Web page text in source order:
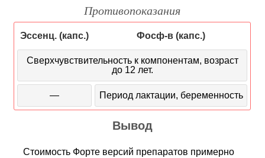
Противопоказания
Эссенц. (капс.) Фосф-в (капс.)
Сверхчувствительность к компонентам, возраст
до 12 лет.
— Период лактации, беременность
Вывод
Стоимость Форте версий препаратов примерно